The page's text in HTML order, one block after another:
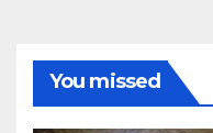
You missed